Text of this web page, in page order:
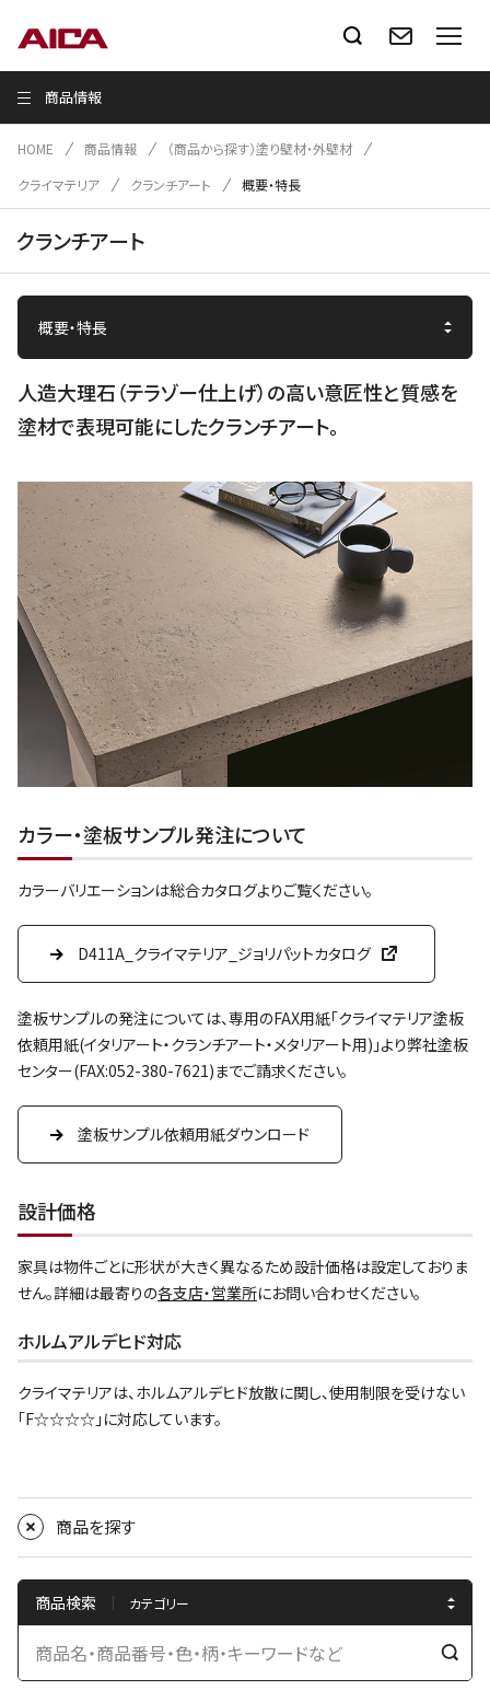
商品情報
HOME 商品情報
（商品から探す）塗り壁材・外壁材
クライマテリア
クランチアート 概要・特長
クランチアート
人造大理石（テラゾー仕上げ）の高い意匠性と質感を
塗材で表現可能にしたクランチアート。
カラー・塗板サンプル発注について
カラーバリエーションは総合カタログよりご覧ください。
D411A_クライマテリア_ジョリパットカタログ
塗板サンプルの発注については、専用のFAX用紙「クライマテリア塗板
依頼用紙(イタリアート・クランチアート・メタリアート用)」より弊社塗板
センター(FAX:052-380-7621)までご請求ください。
塗板サンプル依頼用紙ダウンロード
設計価格
家具は物件ごとに形状が大きく異なるため設計価格は設定しておりま
せん。詳細は最寄りの各支店・営業所にお問い合わせください。
ホルムアルデヒド対応
クライマテリアは、ホルムアルデヒド放散に関し、使用制限を受けない
「F☆☆☆☆」に対応しています。
商品を探す
商品検索
検